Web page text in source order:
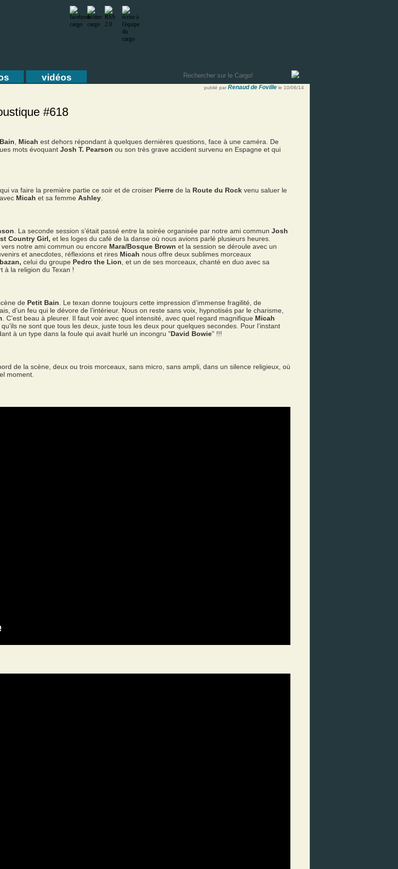
vidéos
publié par Renaud de Foville le 10/06/14
#618
Micah est dehors répondant à quelques dernières questions, face à une caméra. De
mots évoquant Josh T. Pearson ou son très grave accident survenu en Espagne et qui
qui va faire la première partie ce soir et de croiser Pierre de la Route du Rock venu saluer le
Micah et sa femme Ashley
. La seconde session s’était passé entre la soirée organisée par notre ami commun Josh
Country Girl, et les loges du café de la danse où nous avions parlé plusieurs heures.
notre ami commun ou encore Mara/Bosque Brown et la session se déroule avec un
et anecdotes, réflexions et rires Micah nous offre deux sublimes morceaux
celui du groupe Pedro the Lion , et un de ses morceaux, chanté en duo avec sa
à la religion du Texan !
de Petit Bain . Le texan donne toujours cette impression d’immense fragilité, de
d’un feu qui le dévore de l’intérieur. Nous on reste sans voix, hypnotisés par le charisme,
. C’est beau à pleurer. Il faut voir avec quel intensité, avec quel regard magnifique Micah
ne sont que tous les deux, juste tous les deux pour quelques secondes. Pour l’instant
à un type dans la foule qui avait hurlé un incongru "David Bowie" !!!
de la scène, deux ou trois morceaux, sans micro, sans ampli, dans un silence religieux, où
moment.